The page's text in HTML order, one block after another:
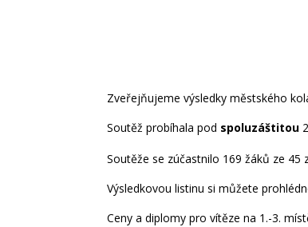
Zveřejňujeme výsledky městského
Soutěž probíhala pod spoluzáštitou
Soutěže se zúčastnilo 169 žáků ze
Výsledkovou listinu si můžete
Ceny a diplomy pro vítěze na 1.-3.